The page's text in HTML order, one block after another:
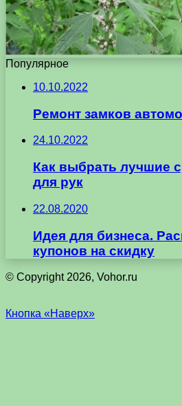
Популярное
10.10.2022
Ремонт замков
24.10.2022
Как выбрать лучшие
для рук
22.08.2020
Идея для бизнеса.
купонов на скидку
© Copyright 2026, Vohor.ru
Кнопка «Наверх»